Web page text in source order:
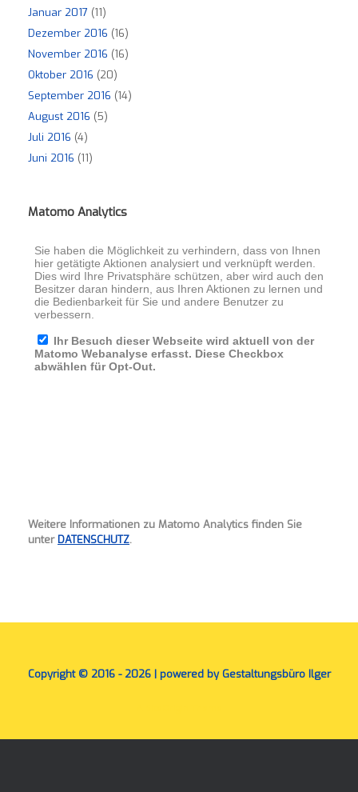
Januar 2017 (11)
Dezember 2016 (16)
November 2016 (16)
Oktober 2016 (20)
September 2016 (14)
August 2016 (5)
Juli 2016 (4)
Juni 2016 (11)
Matomo Analytics
Weitere Informationen zu Matomo Analytics finden Sie
unter DATENSCHUTZ.
Copyright © 2016 - 2026 | powered by Gestaltungsbüro Ilger